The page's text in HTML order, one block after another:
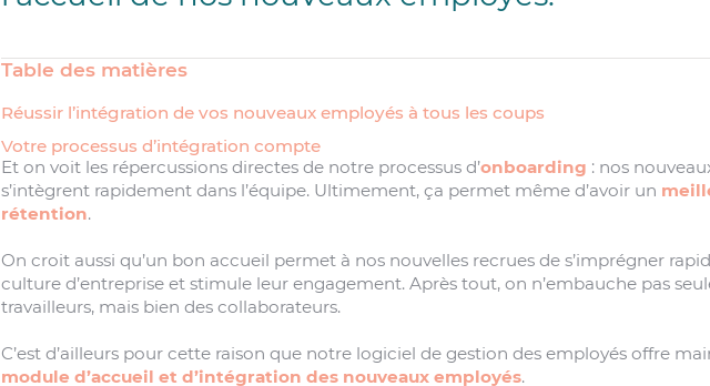
Table des matières
Réussir l’intégration de vos nouveaux employés à tous les coups
Votre processus d’intégration compte
Et on voit les répercussions directes de notre processus d’onboarding : nos
s’intègrent rapidement dans l’équipe. Ultimement, ça permet même d’avoir un
rétention.
On croit aussi qu’un bon accueil permet à nos nouvelles recrues de s’imprégner
culture d’entreprise et stimule leur engagement. Après tout, on n’embauche pas
travailleurs, mais bien des collaborateurs.
C’est d’ailleurs pour cette raison que notre logiciel de gestion des employés offre
module d’accueil et d’intégration des nouveaux employés.